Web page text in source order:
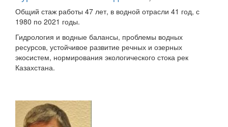
Общий стаж работы 47 лет, в водной отрасли 41 год, с
1980 по 2021 годы.
Гидрология и водные балансы, проблемы водных
ресурсов, устойчивое развитие речных и озерных
экосистем, нормирования экологического стока рек
Казахстана.